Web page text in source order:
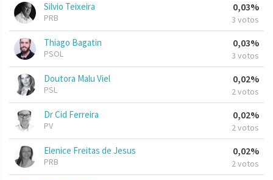
Silvio Teixeira
PRB
0,03%
3 votos
Thiago Bagatin
PSOL
0,03%
3 votos
Doutora Malu Viel
PSL
0,02%
2 votos
Dr Cid Ferreira
PV
0,02%
2 votos
Elenice Freitas de Jesus
PRB
0,02%
2 votos